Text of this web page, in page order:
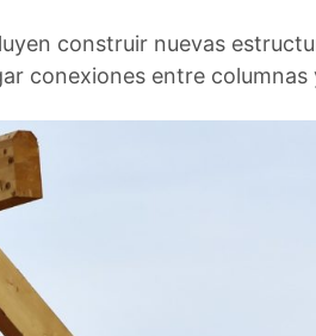
construir nuevas
conexiones entre columnas